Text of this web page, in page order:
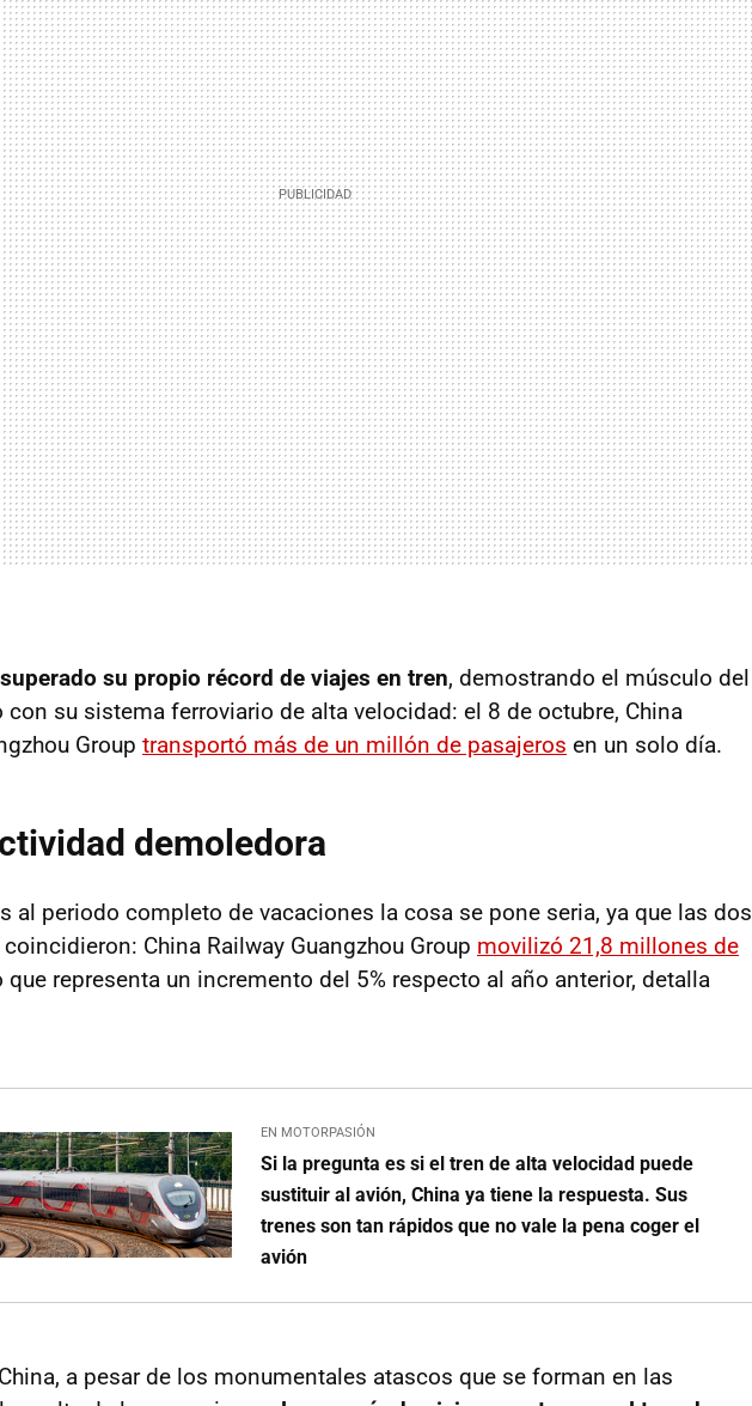
su propio récord de viajes en tren, demostrando el músculo del
con su sistema ferroviario de alta velocidad: el 8 de octubre, China
Group transportó más de un millón de pasajeros en un solo día.
demoledora
al periodo completo de vacaciones la cosa se pone seria, ya que las dos
China Railway Guangzhou Group movilizó 21,8 millones de
que representa un incremento del 5% respecto al año anterior, detalla
EN MOTORPASIÓN
Si la pregunta es si el tren de alta velocidad puede
sustituir al avión, China ya tiene la respuesta. Sus
trenes son tan rápidos que no vale la pena coger el
avión
a pesar de los monumentales atascos que se forman en las